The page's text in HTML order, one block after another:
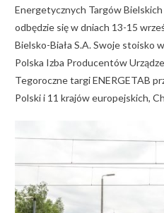
Energetycznych Targów
odbędzie się w dniach 13-15
Bielsko-Biała S.A. Swoje stoisko
Polska Izba Producentów
Tegoroczne targi ENERGETAB
Polski i 11 krajów europejskich,